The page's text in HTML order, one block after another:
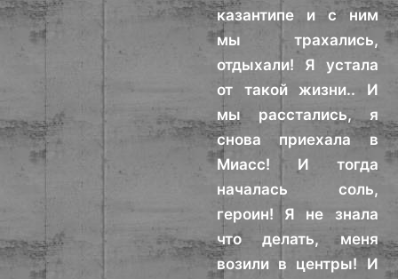
казантипе и с ним
мы трахались,
отдыхали! Я устала
от такой жизни.. И
мы расстались, я
снова приехала в
Миасс! И тогда
началась соль,
героин! Я не знала
что делать, меня
возили в центры! И